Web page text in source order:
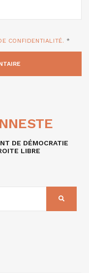
CONFIDENTIALITÉ. *
DE DÉMOCRATIE
LIBRE